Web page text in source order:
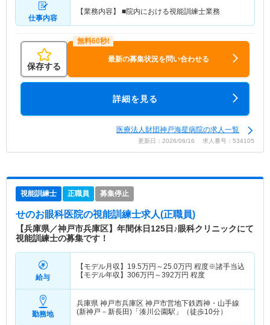
仕事内容
【業務内容】 ■院内における視能訓練士業務
保存する
最新の募集状況を問い合わせる
詳細を見る
医療法人財団神戸海星病院の求人一覧
更新日：2026/06/16 求人番号：534105
視能訓練士 正職員 募集停止
せのお眼科医院の視能訓練士求人(正職員)
【兵庫県／神戸市兵庫区】年間休日125日♪眼科クリニックにて
視能訓練士の募集です！
給与
【モデル月収】 19.5万円～25.0万円 程度※諸手当込
【モデル年収】 306万円～392万円 程度
勤務地
兵庫県 神戸市兵庫区 神戸市営地下鉄西神・山手線
(新神戸－新長田)「湊川公園駅」（徒歩10分）